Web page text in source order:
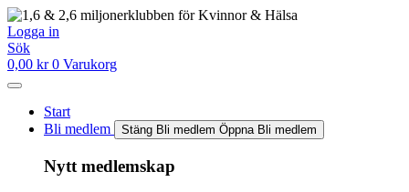
Hoppa
till
innehåll
Logga in
Sök
0,00 kr 0 Varukorg
Start
Bli medlem
Stäng Bli medlem Öppna Bli medlem
Nytt medlemskap